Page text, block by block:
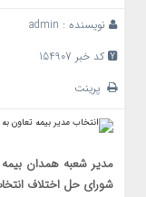
نویسنده : admin
کد خبر 154907
پرینت
مدیر شعبه همدان بیمه
شورای حل اختلاف